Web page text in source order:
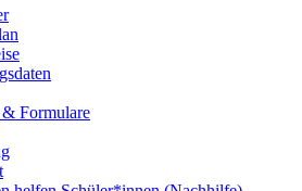
Formulare